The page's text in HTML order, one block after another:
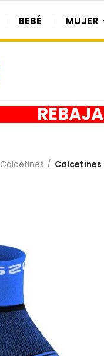
BEBÉ MUJER
Calcetines Calcetines